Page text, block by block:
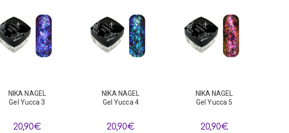
NIKA NAGEL
Gel Yucca 3
20,90€
NIKA NAGEL
Gel Yucca 4
20,90€
NIKA NAGEL
Gel Yucca 5
20,90€